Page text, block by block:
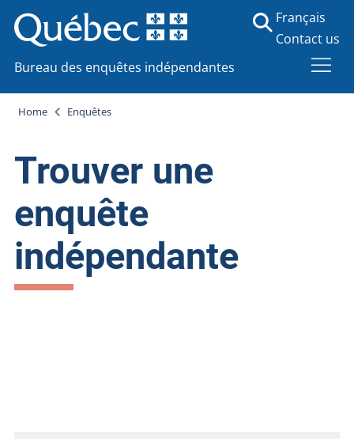
Bureau des enquêtes indépendantes
Français
Contact us
Home Enquêtes
Trouver une
enquête
indépendante